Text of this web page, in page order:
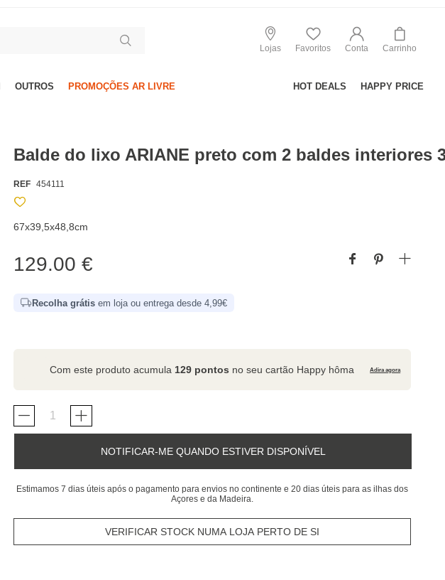
Lojas Favoritos Conta Carrinho
OUTROS PROMOÇÕES AR LIVRE HOT DEALS HAPPY PRICE
Balde do lixo ARIANE preto com 2 baldes interiores
REF 454111
67x39,5x48,8cm
129.00 €
Recolha grátis em loja ou entrega desde 4,99€
Com este produto acumula 129 pontos no seu cartão Happy hôma Adira agora
NOTIFICAR-ME QUANDO ESTIVER DISPONÍVEL
Estimamos 7 dias úteis após o pagamento para envios no continente e 20 dias úteis para as ilhas dos
Açores e da Madeira.
VERIFICAR STOCK NUMA LOJA PERTO DE SI